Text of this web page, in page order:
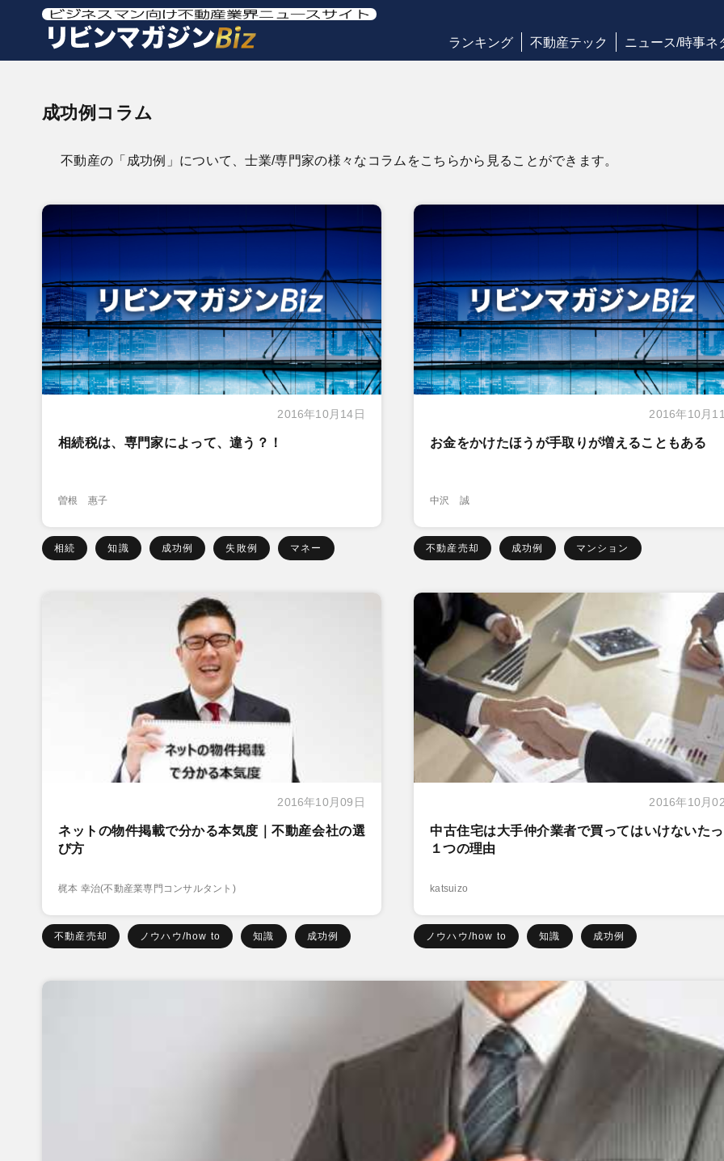
ランキング 不動産テック ニュース/時事ネ
成功例コラム
不動産の「成功例」について、士業/専門家の様々なコラムをこちらから見ることができます。
2016年10月14日
相続税は、専門家によって、違う？！
曽根 惠子
相続 知識 成功例 失敗例 マネー
2016年10月
お金をかけたほうが手取りが増えることもある
中沢 誠
不動産売却 成功例 マンション
2016年10月09日
ネットの物件掲載で分かる本気度｜不動産会社の選
び方
梶本 幸治(不動産業専門コンサルタント)
不動産売却 ノウハウ/how to 知識 成功例
2016年10月
中古住宅は大手仲介業者で買ってはいけないた
１つの理由
katsuizo
ノウハウ/how to 知識 成功例